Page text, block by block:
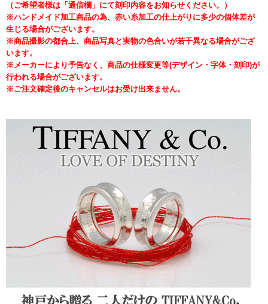
（ご希望者様は「通信欄」にて刻印内容をお知らせください。）
※ハンドメイド加工商品の為、赤い糸加工の仕上がりに多少の個体差が
生じる場合がございます。
※商品撮影の都合上、商品写真と実物の色合いが若干異なる場合がござ
います。
※メーカーにより予告なく、商品の仕様変更等(デザイン・字体・刻印)が
行われる場合がございます。
※ご注文確定後のキャンセルはお受け出来ません。